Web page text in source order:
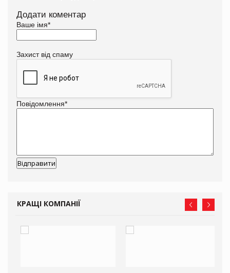
Додати коментар
Ваше імя*
Захист від спаму
Повідомлення*
КРАЩІ КОМПАНІЇ